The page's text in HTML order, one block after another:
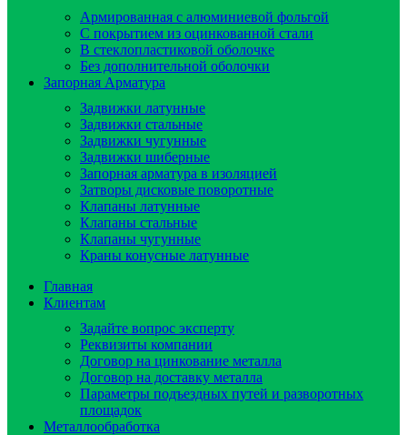
Армированная с алюминиевой фольгой
C покрытием из оцинкованной стали
В стеклопластиковой оболочке
Без дополнительной оболочки
Запорная Арматура
Задвижки латунные
Задвижки стальные
Задвижки чугунные
Задвижки шиберные
Запорная арматура в изоляцией
Затворы дисковые поворотные
Клапаны латунные
Клапаны стальные
Клапаны чугунные
Краны конусные латунные
Главная
Клиентам
Задайте вопрос эксперту
Реквизиты компании
Договор на цинкование металла
Договор на доставку металла
Параметры подъездных путей и разворотных
площадок
Металлообработка